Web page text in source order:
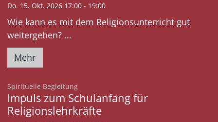
Do. 15. Okt. 2026 17:00 - 19:00
Wie kann es mit dem Religionsunterricht gut
weitergehen? ...
Mehr
Spirituelle Begleitung:
Impuls zum Schulanfang für
Religionslehrkräfte